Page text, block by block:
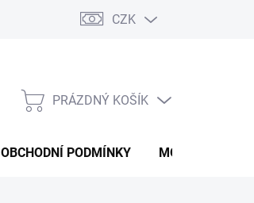
CZK
NÁKUPNÍ
PRÁZDNÝ KOŠÍK
OBCHODNÍ PODMÍNKY MOJE